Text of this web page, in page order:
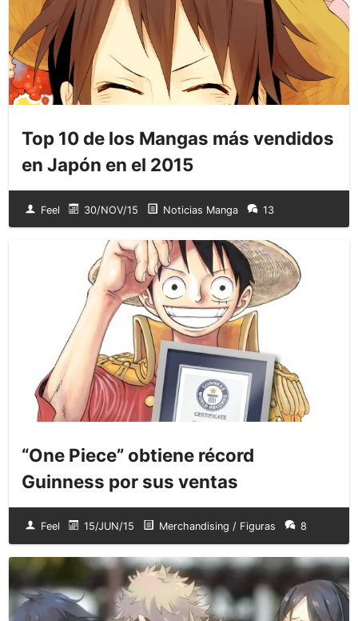
Top 10 de los Mangas más vendidos
en Japón en el 2015
Feel 30/NOV/15 Noticias Manga 13
“One Piece” obtiene récord
Guinness por sus ventas
Feel 15/JUN/15 Merchandising / Figuras 8